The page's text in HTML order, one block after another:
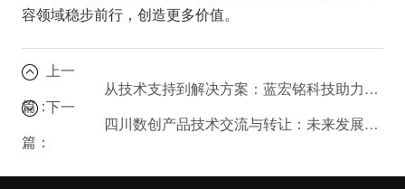
容领域稳步前行，创造更多价值。
上一
篇：
从技术支持到解决方案：蓝宏铭科技助力企业腾飞
下一
篇：
四川数创产品技术交流与转让：未来发展趋势